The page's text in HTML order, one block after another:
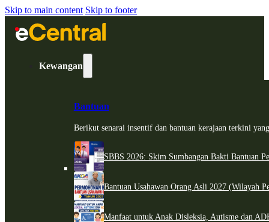
Skip to main content Skip to footer
Kewangan
Bantuan
Berikut senarai insentif dan bantuan kerajaan terkini
SBBS 2026: Skim Sumbangan Bakti Bantuan
Bantuan Usahawan Orang Asli 2027 (Wilayah
Manfaat untuk Anak Disleksia, Autisme dan